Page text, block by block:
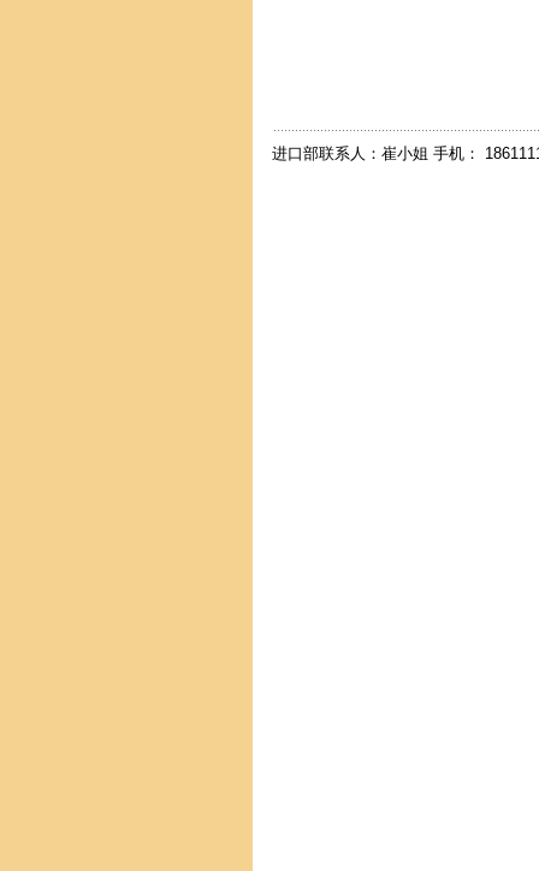
进口部联系人：崔小姐 手机：